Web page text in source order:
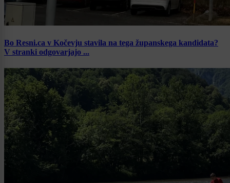
Bo Resni.ca v Kočevju stavila na tega županskega kandidata?
V stranki odgovarjajo ...